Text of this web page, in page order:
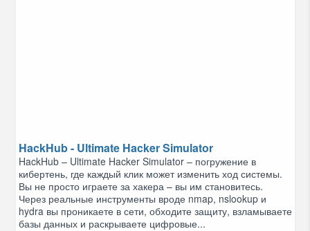
HackHub - Ultimate Hacker Simulator
HackHub – Ultimate Hacker Simulator – погружение в
кибертень, где каждый клик может изменить ход системы.
Вы не просто играете за хакера – вы им становитесь.
Через реальные инструменты вроде nmap, nslookup и
hydra вы проникаете в сети, обходите защиту, взламываете
базы данных и раскрываете цифровые...